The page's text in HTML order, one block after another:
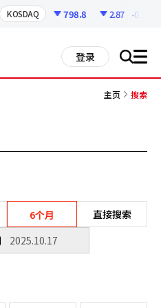
KOSDAQ 798.8 2.87 -0.36%
登录 搜 all
主页 搜索
6个月 直接搜索